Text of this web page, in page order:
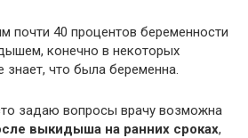
почти 40 процентов беременности
конечно в некоторых
знает, что была беременна.
задаю вопросы врачу возможна
выкидыша на ранних сроках,